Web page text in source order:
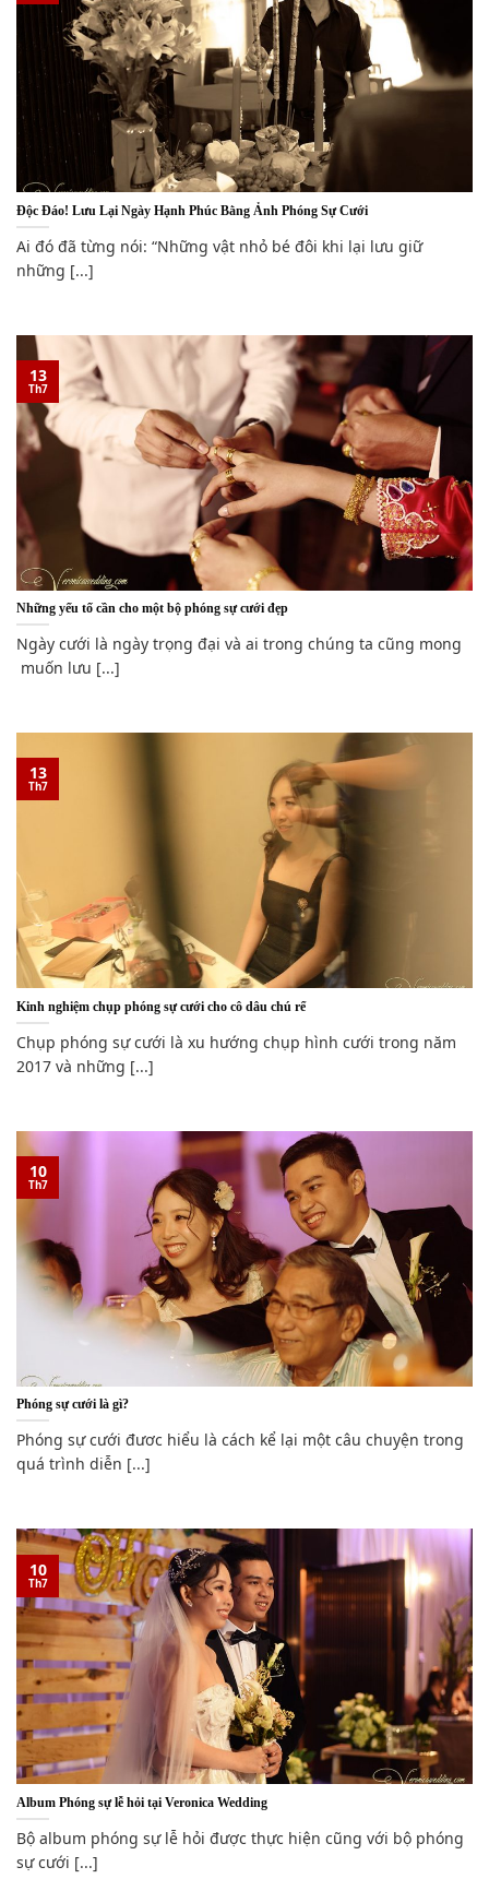
Độc Đáo! Lưu Lại Ngày Hạnh Phúc Bằng Ảnh Phóng Sự Cưới
Ai đó đã từng nói: “Những vật nhỏ bé đôi khi lại lưu giữ
những [...]
Những yếu tố cần cho một bộ phóng sự cưới đẹp
Ngày cưới là ngày trọng đại và ai trong chúng ta cũng mong
muốn lưu [...]
13
Th7
Kinh nghiệm chụp phóng sự cưới cho cô dâu chú rể
Chụp phóng sự cưới là xu hướng chụp hình cưới trong năm
2017 và những [...]
13
Th7
Phóng sự cưới là gì?
Phóng sự cưới đươc hiểu là cách kể lại một câu chuyện trong
quá trình diễn [...]
10
Th7
Album Phóng sự lễ hỏi tại Veronica Wedding
Bộ album phóng sự lễ hỏi được thực hiện cũng với bộ phóng
sự cưới [...]
10
Th7